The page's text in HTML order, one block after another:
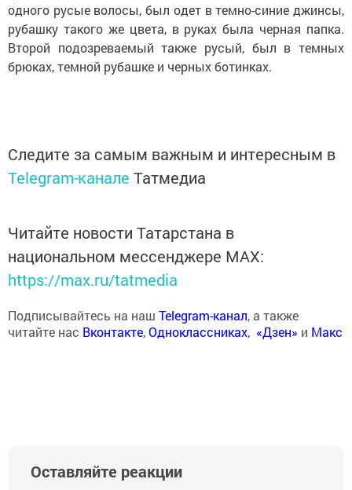
одного русые волосы, был одет в темно-синие джинсы,
рубашку такого же цвета, в руках была черная папка.
Второй подозреваемый также русый, был в темных
брюках, темной рубашке и черных ботинках.
Следите за самым важным и интересным в
Telegram-канале Татмедиа
Читайте новости Татарстана в
национальном мессенджере MАХ:
https://max.ru/tatmedia
Подписывайтесь на наш Telegram-канал, а также
читайте нас Вконтакте,Одноклассниках, «Дзен» и Макс
Оставляйте реакции